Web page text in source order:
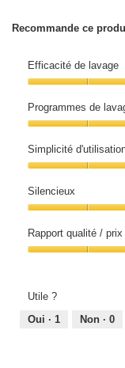
Recommande ce
Efficacité de lavage
de
lavage,
5
5
Programmes de
de
lavage
adaptés,
sur
5
Simplicité
d'utilisation,
5
sur
Silencieux
5
sur
5
Rapport qualité / prix
prix,
5
sur
5
Utile ?
Oui · 1 Non · 0